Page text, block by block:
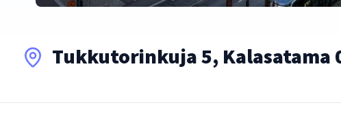
Tukkutorinkuja 5, Kalasatama